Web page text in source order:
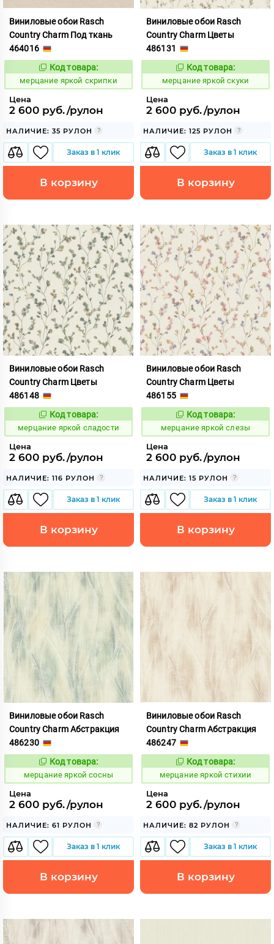
Виниловые обои Rasch
Country Charm Под ткань
464016
975842
Код товара:
мерцание яркой скрипки
Цена
2 600 руб./рулон
НАЛИЧИЕ: 35 РУЛОН
Заказ в 1 клик
В корзину
Виниловые обои Rasch
Country Charm Цветы
486131
975844
Код товара:
мерцание яркой скуки
Цена
2 600 руб./рулон
НАЛИЧИЕ: 125 РУЛОН
Заказ в 1 клик
В корзину
Виниловые обои Rasch
Country Charm Цветы
486148
975845
Код товара:
мерцание яркой сладости
Цена
2 600 руб./рулон
НАЛИЧИЕ: 116 РУЛОН
Заказ в 1 клик
В корзину
Виниловые обои Rasch
Country Charm Цветы
486155
975846
Код товара:
мерцание яркой слезы
Цена
2 600 руб./рулон
НАЛИЧИЕ: 15 РУЛОН
Заказ в 1 клик
В корзину
Виниловые обои Rasch
Country Charm Абстракция
486230
975847
Код товара:
мерцание яркой сосны
Цена
2 600 руб./рулон
НАЛИЧИЕ: 61 РУЛОН
Заказ в 1 клик
В корзину
Виниловые обои Rasch
Country Charm Абстракция
486247
975848
Код товара:
мерцание яркой стихии
Цена
2 600 руб./рулон
НАЛИЧИЕ: 82 РУЛОН
Заказ в 1 клик
В корзину